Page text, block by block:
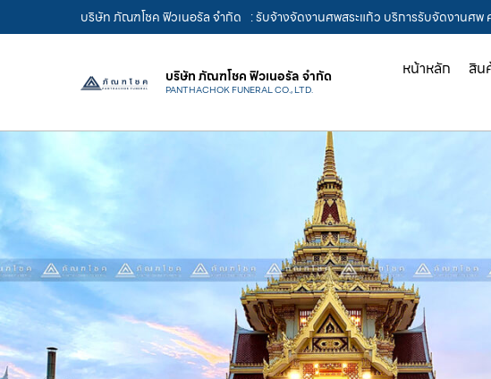
บริษัท ภัณฑโชค ฟิวเนอรัล จำกัด : รับจ้างจัดงานศพสระแก้ว บริการรับจัดงานศพ
บริษัท ภัณฑโชค ฟิวเนอรัล จำกัด
PANTHACHOK FUNERAL CO., LTD.
หน้าหลัก สิน